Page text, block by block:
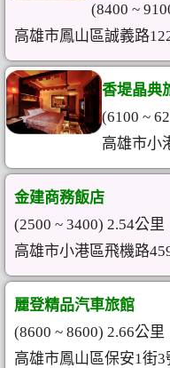
(8400 ~
高雄市鳳山區誠義路
香堤晶典
(6100 ~
高雄市小
金建商務飯店
(2500 ~ 3400) 2.54公里
高雄市小港區飛機路
麗登精品汽車旅館
(8600 ~ 8600) 2.66公里
高雄市鳳山區保安1街3